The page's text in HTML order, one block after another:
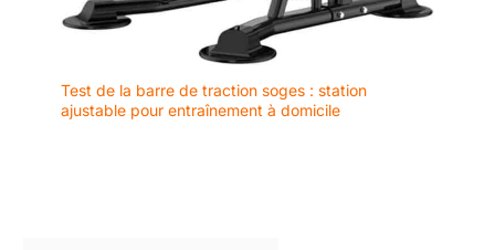
Test de la barre de traction soges : station
ajustable pour entraînement à domicile